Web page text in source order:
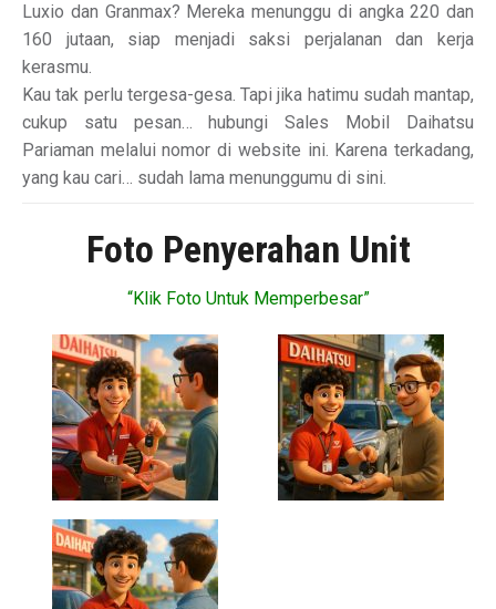
Luxio dan Granmax? Mereka menunggu di angka 220 dan
160 jutaan, siap menjadi saksi perjalanan dan kerja
kerasmu.
Kau tak perlu tergesa-gesa. Tapi jika hatimu sudah mantap,
cukup satu pesan… hubungi Sales Mobil Daihatsu
Pariaman melalui nomor di website ini. Karena terkadang,
yang kau cari… sudah lama menunggumu di sini.
Foto Penyerahan Unit
“Klik Foto Untuk Memperbesar”